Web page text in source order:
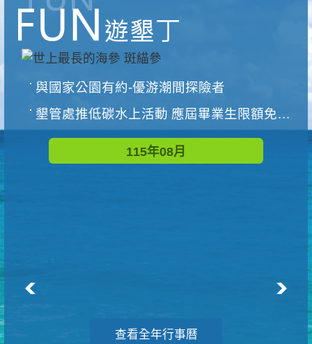
與國家公園有約-優游潮間探險者
墾管處推低碳水上活動 應屆畢業生限額免費參加
115年08月
查看全年行事曆